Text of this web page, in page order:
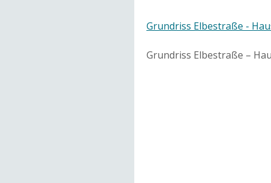
Grundriss Elbestraße -
Grundriss Elbestraße –